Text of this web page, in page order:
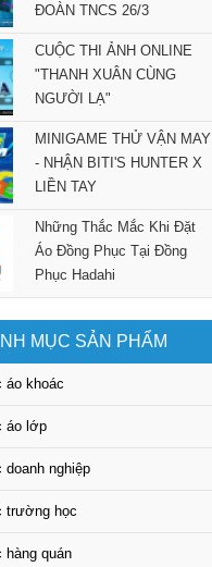
ĐOÀN TNCS 26/3
CUỘC THI ẢNH ONLINE
"THANH XUÂN CÙNG
NGƯỜI LẠ"
MINIGAME THỬ VẬN MAY
- NHẬN BITI'S HUNTER X
LIỀN TAY
Những Thắc Mắc Khi Đặt
Áo Đồng Phục Tại Đồng
Phục Hadahi
MỤC SẢN PHẨM
áo khoác
áo lớp
doanh nghiệp
trường học
hàng quán